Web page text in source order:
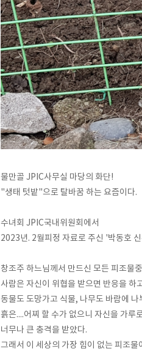
물만골 JPIC사무실 마당의 화단!
"생태 텃밭"으로 탈바꿈 하는 요즘이다.
수녀회 JPIC국내위원회에서
2023년. 2월피정 자료로 주신 '박동호
창조주 하느님께서 만드신 모든 피조물
사람은 자신이 위협을 받으면 반응을 하
동물도 도망가고 식물, 나무도 바람에 나
흙은....어찌 할 수가 없으니 자신을 가
너무나 큰 충격을 받았다.
그래서 이 세상의 가장 힘이 없는 피조물